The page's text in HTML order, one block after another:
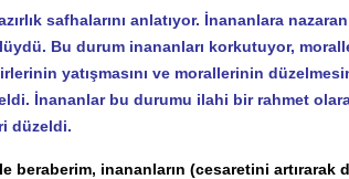
safhalarını anlatıyor. İnananlara
Bu durum inananları korkutuyor,
yatışmasını ve morallerinin
İnananlar bu durumu ilahi bir rahmet
düzeldi.
inananların (cesaretini artırarak